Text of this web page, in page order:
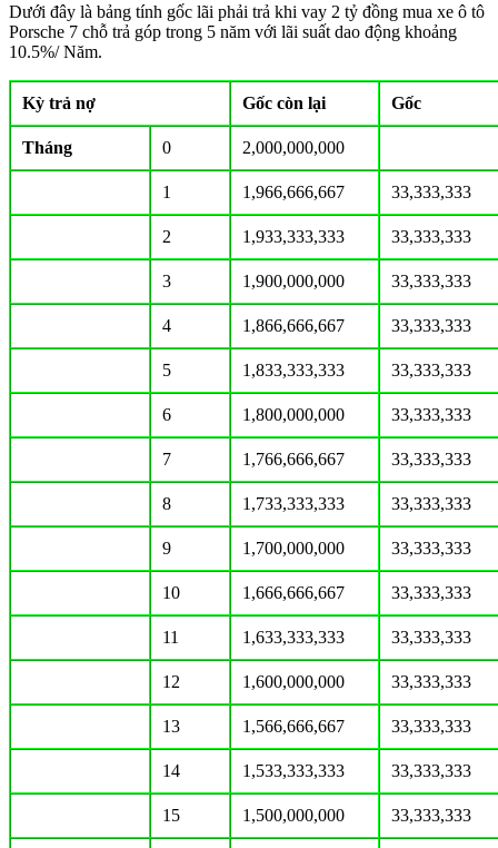
Dưới đây là bảng tính gốc lãi phải trả khi vay 2 tỷ đồng mua xe ô tô
Porsche 7 chỗ trả góp trong 5 năm với lãi suất dao động khoảng
10.5%/ Năm.
Kỳ trả nợ Gốc còn lại Gốc
Tháng 0 2,000,000,000
1 1,966,666,667 33,333,333
2 1,933,333,333 33,333,333
3 1,900,000,000 33,333,333
4 1,866,666,667 33,333,333
5 1,833,333,333 33,333,333
6 1,800,000,000 33,333,333
7 1,766,666,667 33,333,333
8 1,733,333,333 33,333,333
9 1,700,000,000 33,333,333
10 1,666,666,667 33,333,333
11 1,633,333,333 33,333,333
12 1,600,000,000 33,333,333
13 1,566,666,667 33,333,333
14 1,533,333,333 33,333,333
15 1,500,000,000 33,333,333